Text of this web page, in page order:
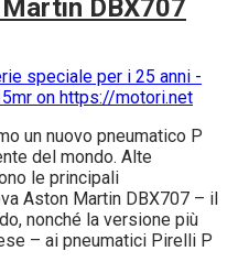
DBX707
un nuovo pneumatico P
del mondo. Alte
le principali
Aston Martin DBX707 – il
nonché la versione più
– ai pneumatici Pirelli P